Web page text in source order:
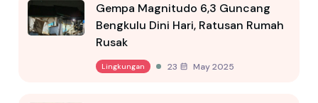
Gempa Magnitudo 6,3 Guncang
Bengkulu Dini Hari, Ratusan Rumah
Rusak
Lingkungan 23 May 2025